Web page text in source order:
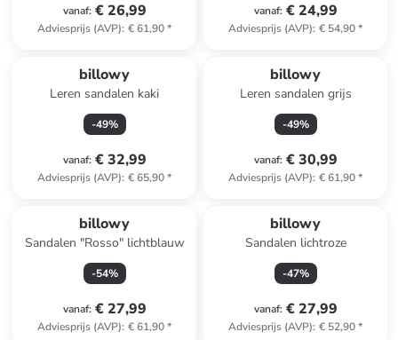
vanaf: € 26,99
Adviesprijs (AVP): € 61,90*
vanaf: € 24,99
Adviesprijs (AVP): € 54,90*
billowy
Leren sandalen kaki
-49%
vanaf: € 32,99
Adviesprijs (AVP): € 65,90*
billowy
Leren sandalen grijs
-49%
vanaf: € 30,99
Adviesprijs (AVP): € 61,90*
billowy
Sandalen "Rosso" lichtblauw
-54%
vanaf: € 27,99
Adviesprijs (AVP): € 61,90*
billowy
Sandalen lichtroze
-47%
vanaf: € 27,99
Adviesprijs (AVP): € 52,90*